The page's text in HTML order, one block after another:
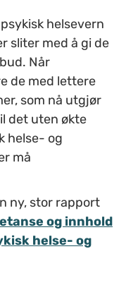
helsevern
sliter med å gi de
Når
de med lettere
som nå utgjør
det uten økte
helse- og
må
ny, stor rapport
og innhold
helse- og